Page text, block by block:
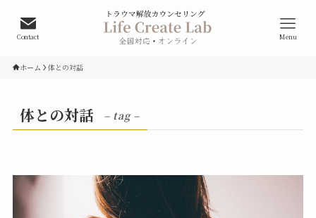
Contact Menu
ホーム 体との対話
体との対話 – tag –